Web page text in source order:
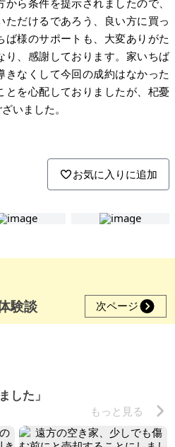
ら条件を提示されましたので、
ただけるであろう、良い方に買っ
様のサポートも、大変ありがた
り、感謝しております。家いちば
なくして今回の成約はなかった
とを心配しておりましたが、杞憂
いました。
お気に入りに追加
験談 次ページ
した」
もっと見る